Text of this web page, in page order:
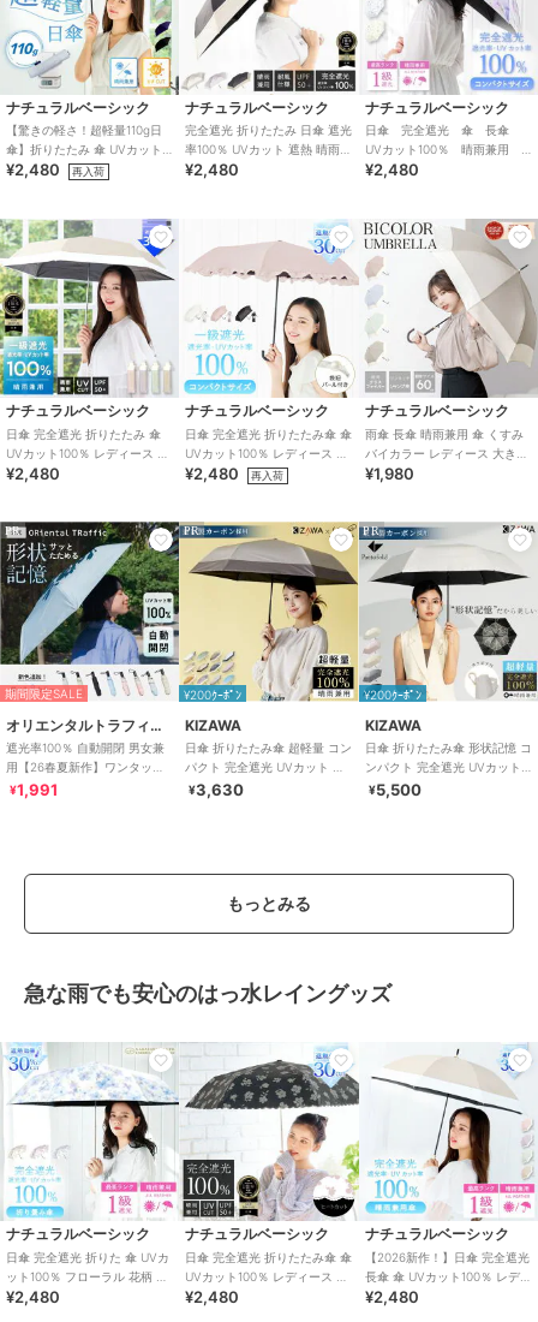
ナチュラルベーシック
【驚きの軽さ！超軽量110g日
傘】折りたたみ 傘 UVカット
99.9% 高遮光
¥2,480 再入荷
ナチュラルベーシック
完全遮光 折りたたみ 日傘 遮光
率100％ UVカット 遮熱 晴雨兼
用 バイカラー トライカラー
¥2,480
ナチュラルベーシック
日傘 完全遮光 傘 長傘
UVカット100％ 晴雨兼用
花柄 レディース 軽量 耐
¥2,480
ナチュラルベーシック
日傘 完全遮光 折りたたみ 傘
UVカット100％ レディース バ
イカラー 耐風仕様 撥水
¥2,480
ナチュラルベーシック
日傘 完全遮光 折りたたみ傘 傘
UVカット100％ レディース フ
リル ドーム型 耐風仕様 撥水
¥2,480 再入荷
ナチュラルベーシック
雨傘 長傘 晴雨兼用 傘 くすみ
バイカラー レディース 大き目
軽量 耐風 丈夫 ジャンプ式
¥1,980
PR
期間限定SALE
オリエンタルトラフィック
遮光率100％ 自動開閉 男女兼
用【26春夏新作】ワンタッチ
晴雨兼用 折りたたみ傘 /G-
¥1,991
PR
¥200ｸｰﾎﾟﾝ
KIZAWA
日傘 折りたたみ傘 超軽量 コン
パクト 完全遮光 UVカット 晴
雨兼用 雨傘 6本骨 airy+
¥3,630
PR
¥200ｸｰﾎﾟﾝ
KIZAWA
日傘 折りたたみ傘 形状記憶 コ
ンパクト 完全遮光 UVカット
晴雨兼用 雨傘 arella
¥5,500
もっとみる
急な雨でも安心のはっ水レイングッズ
ナチュラルベーシック
日傘 完全遮光 折りた 傘 UVカ
ット100％ フローラル 花柄 耐
風仕様 撥水
¥2,480
ナチュラルベーシック
日傘 完全遮光 折りたたみ傘 傘
UVカット100％ レディース 花
柄 耐風仕様 撥水
¥2,480
ナチュラルベーシック
【2026新作！】日傘 完全遮光
長傘 傘 UVカット100％ レディ
¥2,480